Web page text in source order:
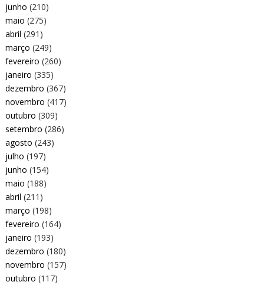
junho (210)
maio (275)
abril (291)
março (249)
fevereiro (260)
janeiro (335)
dezembro (367)
novembro (417)
outubro (309)
setembro (286)
agosto (243)
julho (197)
junho (154)
maio (188)
abril (211)
março (198)
fevereiro (164)
janeiro (193)
dezembro (180)
novembro (157)
outubro (117)